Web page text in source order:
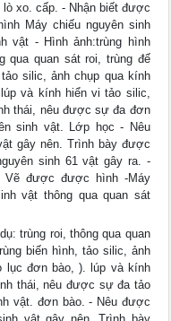
xo. cấp. - Nhận biết được
Máy chiếu nguyên sinh
vật - Hình ảnh:trùng hình
qua quan sát roi, trùng đế
silic, ảnh chụp qua kính
và kính hiển vi tảo silic,
thái, nêu được sự đa đơn
sinh vật. Lớp học - Nêu
gây nên. Trình bày được
sinh 61 vật gây ra. -
Vẽ được được hình -Máy
vật thông qua quan sát
trùng roi, thông qua quan
biến hình, tảo silic, ảnh
lục đơn bào, ). lúp và kính
thái, nêu được sự đa tảo
vật. đơn bào. - Nêu được